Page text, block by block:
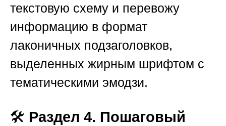
текстовую схему и перевожу
информацию в формат
лаконичных подзаголовков,
выделенных жирным шрифтом с
тематическими эмодзи.
🛠️ Раздел 4. Пошаговый